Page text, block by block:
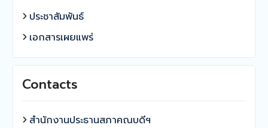
ประชาสัมพันธ์
เอกสารเผยแพร่
Contacts
สำนักงานประธานสภาคณบดีฯ